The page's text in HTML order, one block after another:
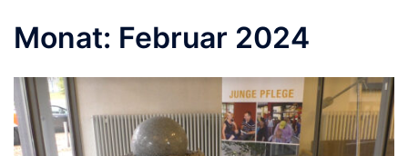
Monat: Februar 2024